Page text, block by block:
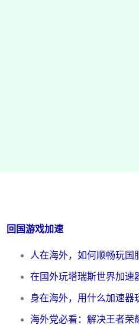
回国游戏加速